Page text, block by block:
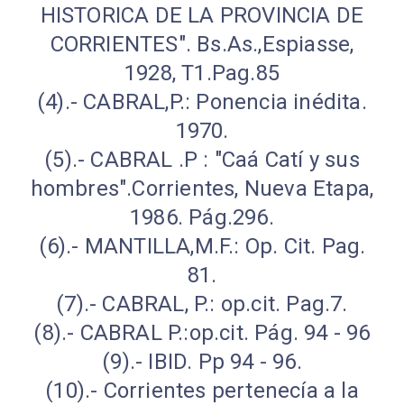
HISTORICA DE LA PROVINCIA DE
CORRIENTES". Bs.As.,Espiasse,
1928, T1.Pag.85
(4).- CABRAL,P.: Ponencia inédita.
1970.
(5).- CABRAL .P : "Caá Catí y sus
hombres".Corrientes, Nueva Etapa,
1986. Pág.296.
(6).- MANTILLA,M.F.: Op. Cit. Pag.
81.
(7).- CABRAL, P.: op.cit. Pag.7.
(8).- CABRAL P.:op.cit. Pág. 94 - 96
(9).- IBID. Pp 94 - 96.
(10).- Corrientes pertenecía a la